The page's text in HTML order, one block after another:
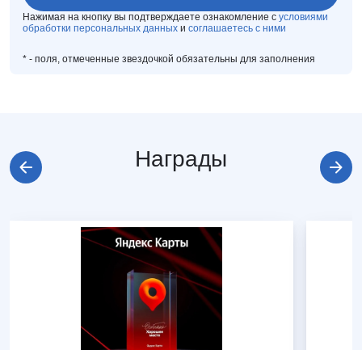
Нажимая на кнопку вы подтверждаете ознакомление с условиями
обработки персональных данных и соглашаетесь с ними
* - поля, отмеченные звездочкой обязательны для заполнения
Награды